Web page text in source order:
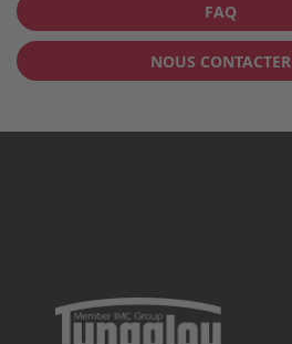
FAQ
NOUS CONTACTER